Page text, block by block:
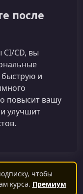
после
CD, вы
и
повысит вашу
улучшит
чтобы
курса. Премиум